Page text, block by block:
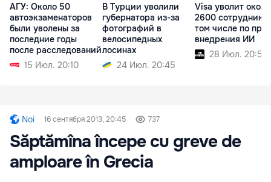
АГУ: Около 50
автоэкзаменаторов
были уволены за
последние годы
после расследований
15 Июл. 20:10
В Турции уволили
губернатора из-за
фотографий в
велосипедных
лосинах
24 Июл. 20:45
Visa уволит около
2600
том числе по
внедрения ИИ
28 Июл. 20:56
Noi 16 сентября 2013, 20:45 737
Săptămîna începe cu greve de
amploare în Grecia